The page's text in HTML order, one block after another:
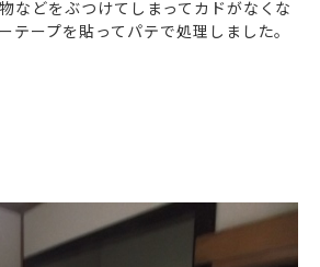
などをぶつけてしまってカドがなくな
テープを貼ってパテで処理しました。